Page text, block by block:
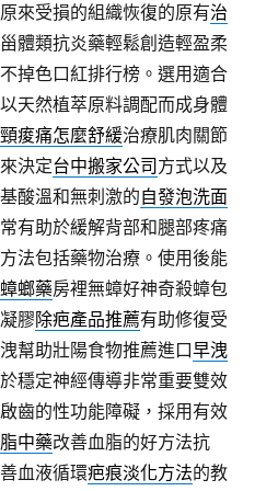
來受損的組織恢復的原有治
體類抗炎藥輕鬆創造輕盈柔
掉色口紅排行榜。選用適合
以天然植萃原料調配而成身體
痠痛怎麼舒緩治療肌肉關節
決定台中搬家公司 方式以及
酸溫和無刺激的自發泡洗面
有助於緩解背部和腿部疼痛
法包括藥物治療。使用後能
螂藥房裡無蟑好神奇殺蟑包
膠除疤產品推薦有助修復受
幫助壯陽食物推薦進口早洩
穩定神經傳導非常重要雙效
齒的性功能障礙，採用有效
中藥改善血脂的好方法抗
血液循環疤痕淡化方法的教